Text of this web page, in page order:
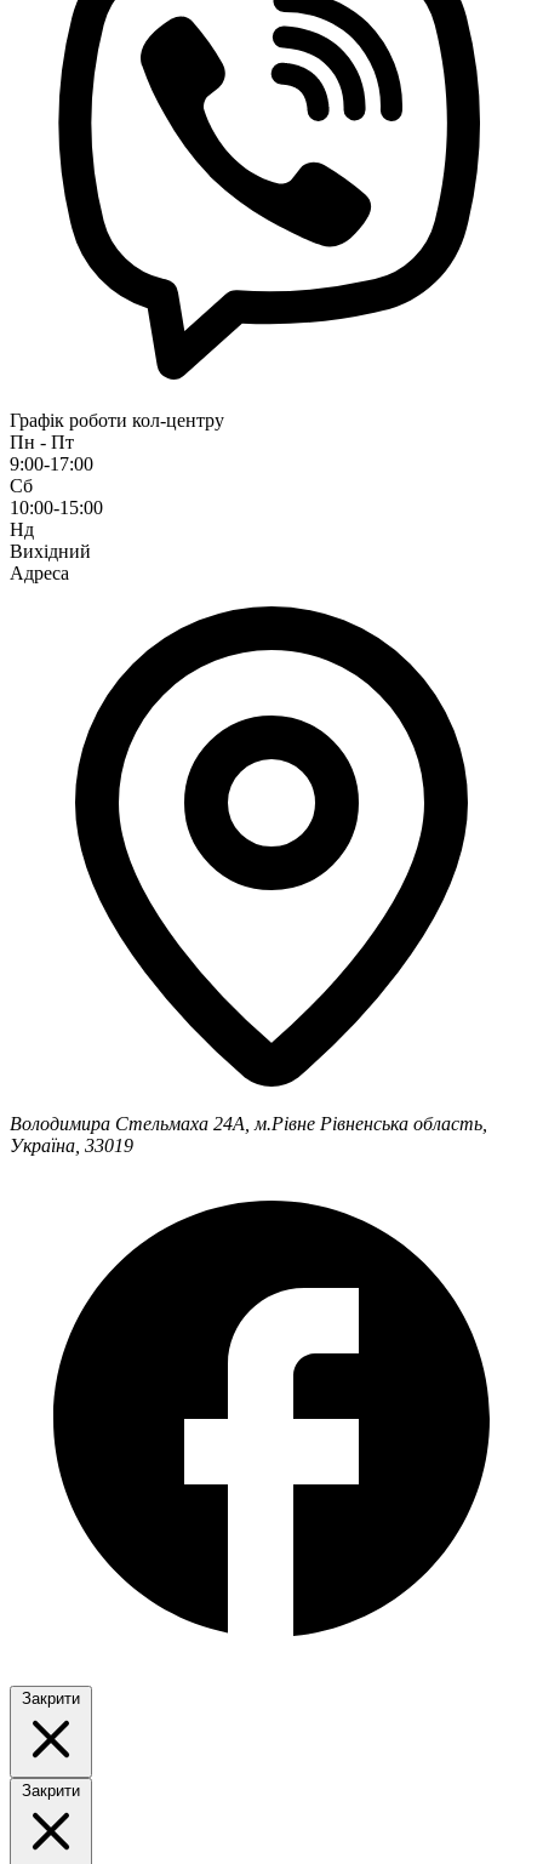
Графік роботи кол-центру
Пн - Пт
9:00-17:00
Сб
10:00-15:00
Нд
Вихідний
Адреса
Володимира Стельмаха 24А, м.Рівне Рівненська область,
Україна, 33019
Закрити
Закрити